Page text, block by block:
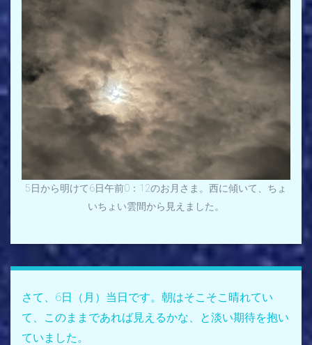
5日から明けて6日午前0：12のお月さま。西に傾いて、ちょ
いちょい雲間から見えました。
さて、6日（月）当日です。朝はそこそこ晴れてい
て、このままであれば見えるかな、と淡い期待を抱い
ていました。